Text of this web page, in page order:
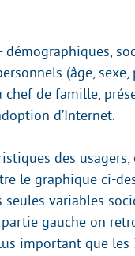
(âge,
de famille,
d’Internet.
des
le graphique ci-
variables
gauche on
important que les